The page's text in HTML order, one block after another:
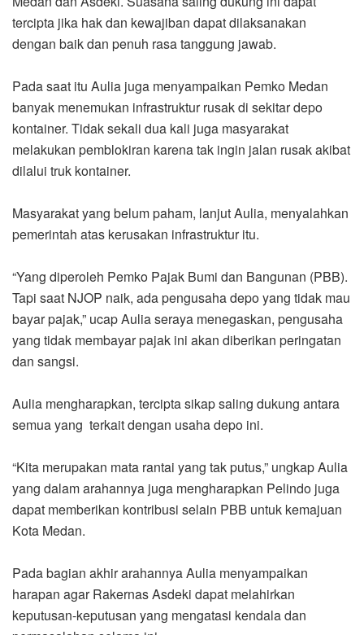
tercipta jika hak dan kewajiban dapat dilaksanakan
dengan baik dan penuh rasa tanggung jawab.
Pada saat itu Aulia juga menyampaikan Pemko Medan
banyak menemukan infrastruktur rusak di sekitar depo
kontainer. Tidak sekali dua kali juga masyarakat
melakukan pemblokiran karena tak ingin jalan rusak akibat
dilalui truk kontainer.
Masyarakat yang belum paham, lanjut Aulia, menyalahkan
pemerintah atas kerusakan infrastruktur itu.
“Yang diperoleh Pemko Pajak Bumi dan Bangunan (PBB).
Tapi saat NJOP naik, ada pengusaha depo yang tidak mau
bayar pajak,” ucap Aulia seraya menegaskan, pengusaha
yang tidak membayar pajak ini akan diberikan peringatan
dan sangsi.
Aulia mengharapkan, tercipta sikap saling dukung antara
semua yang terkait dengan usaha depo ini.
“Kita merupakan mata rantai yang tak putus,” ungkap Aulia
yang dalam arahannya juga mengharapkan Pelindo juga
dapat memberikan kontribusi selain PBB untuk kemajuan
Kota Medan.
Pada bagian akhir arahannya Aulia menyampaikan
harapan agar Rakernas Asdeki dapat melahirkan
keputusan-keputusan yang mengatasi kendala dan